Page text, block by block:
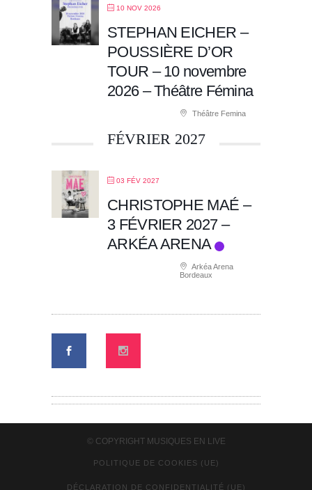
10 NOV 2026
STEPHAN EICHER –
POUSSIÈRE D’OR
TOUR – 10 novembre
2026 – Théâtre Fémina
Théâtre Femina
FÉVRIER 2027
03 FÉV 2027
CHRISTOPHE MAÉ –
3 FÉVRIER 2027 –
ARKÉA ARENA
Arkéa Arena
Bordeaux
© COPYRIGHT MUSIQUES EN LIVE
POLITIQUE DE COOKIES (UE)
DÉCLARATION DE CONFIDENTIALITÉ (UE)